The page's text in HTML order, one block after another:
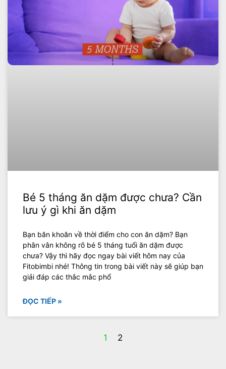
Bé 5 tháng ăn dặm được chưa? Cần
lưu ý gì khi ăn dặm
Bạn băn khoăn về thời điểm cho con ăn dặm? Bạn
phân vân không rõ bé 5 tháng tuổi ăn dặm được
chưa? Vậy thì hãy đọc ngay bài viết hôm nay của
Fitobimbi nhé! Thông tin trong bài viết này sẽ giúp bạn
giải đáp các thắc mắc phổ
ĐỌC TIẾP »
1 2